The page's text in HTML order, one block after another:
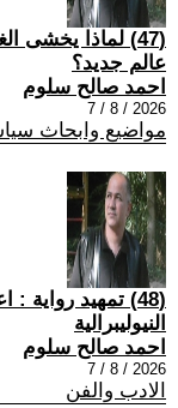
(47) لماذا يخشى
عالم جديد؟
احمد صالح سلوم
2026 / 8 / 7
مواضيع وابحاث
(48) تمهيد
النيوليبرالية
احمد صالح سلوم
2026 / 8 / 7
الادب والفن